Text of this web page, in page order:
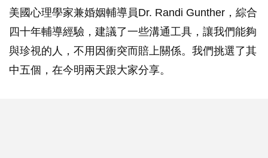
美國心理學家兼婚姻輔導員Dr. Randi Gunther，綜合
四十年輔導經驗，建議了一些溝通工具，讓我們能夠
與珍視的人，不用因衝突而賠上關係。我們挑選了其
中五個，在今明兩天跟大家分享。